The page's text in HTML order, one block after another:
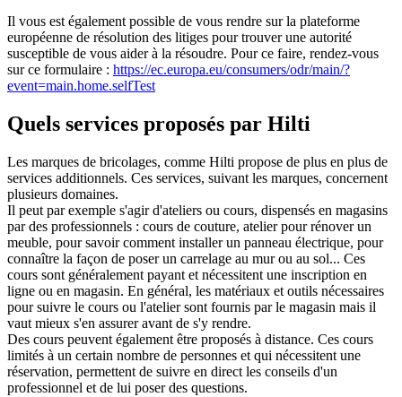
Il vous est également possible de vous rendre sur la plateforme
européenne de résolution des litiges pour trouver une autorité
susceptible de vous aider à la résoudre. Pour ce faire, rendez-vous
sur ce formulaire : https://ec.europa.eu/consumers/odr/main/?
event=main.home.selfTest
Quels services proposés par Hilti
Les marques de bricolages, comme Hilti propose de plus en plus de
services additionnels. Ces services, suivant les marques, concernent
plusieurs domaines.
Il peut par exemple s'agir d'ateliers ou cours, dispensés en magasins
par des professionnels : cours de couture, atelier pour rénover un
meuble, pour savoir comment installer un panneau électrique, pour
connaître la façon de poser un carrelage au mur ou au sol... Ces
cours sont généralement payant et nécessitent une inscription en
ligne ou en magasin. En général, les matériaux et outils nécessaires
pour suivre le cours ou l'atelier sont fournis par le magasin mais il
vaut mieux s'en assurer avant de s'y rendre.
Des cours peuvent également être proposés à distance. Ces cours
limités à un certain nombre de personnes et qui nécessitent une
réservation, permettent de suivre en direct les conseils d'un
professionnel et de lui poser des questions.